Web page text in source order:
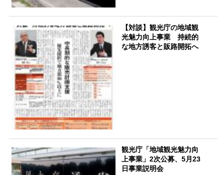
【対談】観光庁の地域観
光魅力向上事業 持続的
な地方誘客と販路開拓へ
観光庁「地域観光魅力向
上事業」2次公募、5月23
日事業説明会